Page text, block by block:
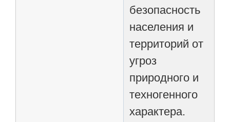
безопасность
населения и
территорий от
угроз
природного и
техногенного
характера.